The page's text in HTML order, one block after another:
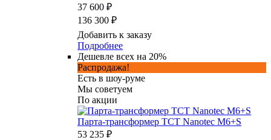
37 600 ₽
136 300 ₽
Добавить к заказу
Подробнее
Дешевле всех на 20%
Распродажа!
Есть в шоу-руме
Мы советуем
По акции
Парта-трансформер TCT Nanotec M6+S
53 235 ₽